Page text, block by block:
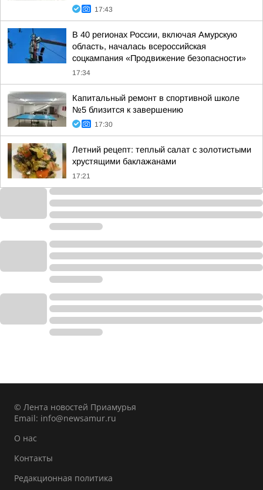
17:43
В 40 регионах России, включая Амурскую
область, началась всероссийская
соцкампания «Продвижение безопасности»
17:34
Капитальный ремонт в спортивной школе
№5 близится к завершению
17:30
Летний рецепт: теплый салат с золотистыми
хрустящими баклажанами
17:21
© Лента новостей Приамурья
Email: info@newsamur.ru
О нас
Контакты
Редакционная политика